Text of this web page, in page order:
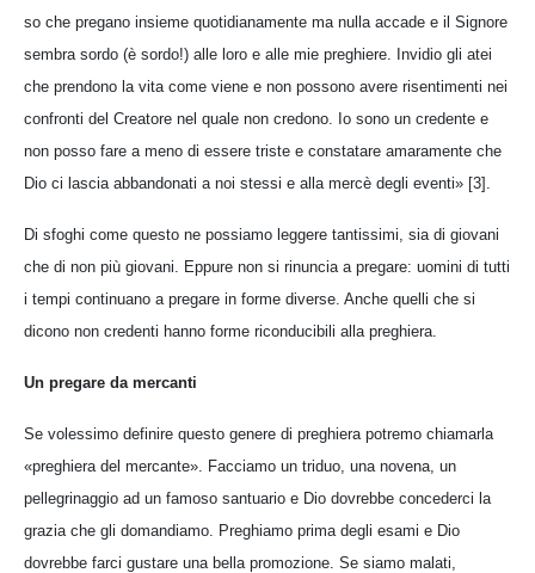
so che pregano insieme quotidianamente ma nulla accade e il Signore
sembra sordo (è sordo!) alle loro e alle mie preghiere. Invidio gli atei
che prendono la vita come viene e non possono avere risentimenti nei
confronti del Creatore nel quale non credono. Io sono un credente e
non posso fare a meno di essere triste e constatare amaramente che
Dio ci lascia abbandonati a noi stessi e alla mercè degli eventi» [3].
Di sfoghi come questo ne possiamo leggere tantissimi, sia di giovani
che di non più giovani. Eppure non si rinuncia a pregare: uomini di tutti
i tempi continuano a pregare in forme diverse. Anche quelli che si
dicono non credenti hanno forme riconducibili alla preghiera.
Un pregare da mercanti
Se volessimo definire questo genere di preghiera potremo chiamarla
«preghiera del mercante». Facciamo un triduo, una novena, un
pellegrinaggio ad un famoso santuario e Dio dovrebbe concederci la
grazia che gli domandiamo. Preghiamo prima degli esami e Dio
dovrebbe farci gustare una bella promozione. Se siamo malati,